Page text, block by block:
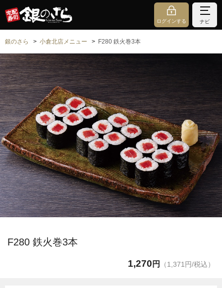
ログインする ナビ
銀のさら 小倉北店メニュー F280 鉄火巻3本
F280 鉄火巻3本
1,270 円 （1,371円/税込）